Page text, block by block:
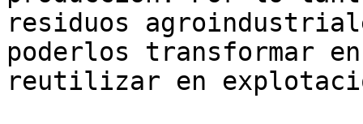
residuos
poderlos transformar
reutilizar en